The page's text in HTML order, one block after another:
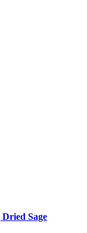
Sage